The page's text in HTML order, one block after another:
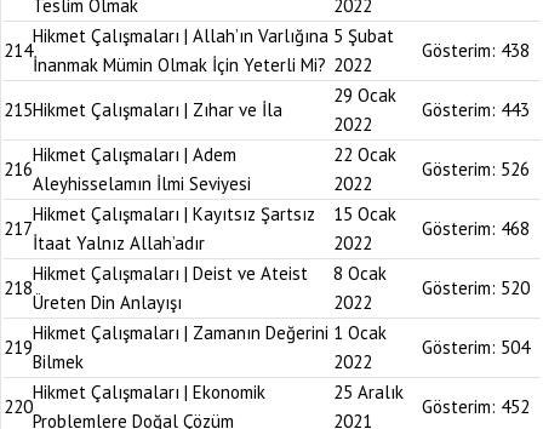
Teslim Olmak
2022
214
Hikmet Çalışmaları | Allah’ın Varlığına
İnanmak Mümin Olmak İçin Yeterli Mi?
5 Şubat
2022
Gösterim: 438
215Hikmet Çalışmaları | Zıhar ve İla
29 Ocak
2022
Gösterim: 443
216
Hikmet Çalışmaları | Adem
Aleyhisselamın İlmi Seviyesi
22 Ocak
2022
Gösterim: 526
217
Hikmet Çalışmaları | Kayıtsız Şartsız
İtaat Yalnız Allah’adır
15 Ocak
2022
Gösterim: 468
218
Hikmet Çalışmaları | Deist ve Ateist
Üreten Din Anlayışı
8 Ocak
2022
Gösterim: 520
219
Hikmet Çalışmaları | Zamanın Değerini
Bilmek
1 Ocak
2022
Gösterim: 504
220
Hikmet Çalışmaları | Ekonomik
Problemlere Doğal Çözüm
25 Aralık
2021
Gösterim: 452